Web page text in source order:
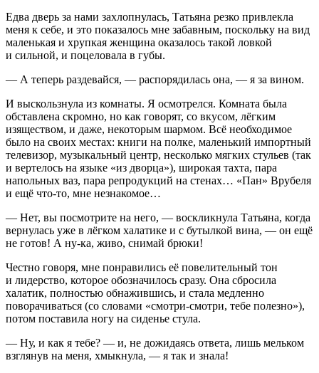
Едва дверь за нами захлопнулась, Татьяна резко привлекла
меня к себе, и это показалось мне забавным, поскольку на вид
маленькая и хрупкая женщина оказалось такой ловкой
и сильной, и поцеловала в губы.
— А теперь раздевайся, — распорядилась она, — я за вином.
И выскользнула из комнаты. Я осмотрелся. Комната была
обставлена скромно, но как говорят, со вкусом, лёгким
изяществом, и даже, некоторым шармом. Всё необходимое
было на своих местах: книги на полке, маленький импортный
телевизор, музыкальный центр, несколько мягких стульев (так
и вертелось на языке «из дворца»), широкая тахта, пара
напольных ваз, пара репродукций на стенах… «Пан» Врубеля
и ещё что-то, мне незнакомое…
— Нет, вы посмотрите на него, — воскликнула Татьяна, когда
вернулась уже в лёгком халатике и с бутылкой вина, — он ещё
не готов! А ну-ка, живо, снимай брюки!
Честно говоря, мне понравились её повелительный тон
и лидерство, которое обозначилось сразу. Она сбросила
халатик, полностью обнажившись, и стала медленно
поворачиваться (со словами «смотри-смотри, тебе полезно»),
потом поставила ногу на сиденье стула.
— Ну, и как я тебе? — и, не дожидаясь ответа, лишь мельком
взглянув на меня, хмыкнула, — я так и знала!